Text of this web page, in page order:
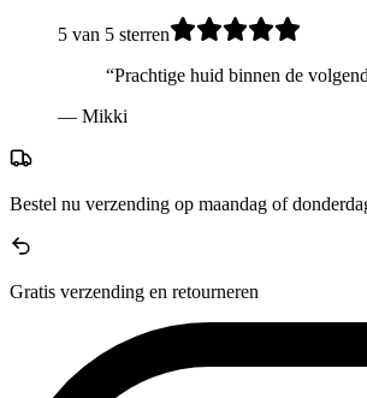
5 van 5 sterren
“Prachtige huid binnen de
— Mikki
Bestel nu verzending op maandag of
Gratis verzending en retourneren